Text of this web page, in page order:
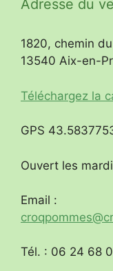
Adresse du
1820, chemin
13540 Aix-en-
Téléchargez la
GPS
Ouvert les
Email :
Tél. : 06 24 68